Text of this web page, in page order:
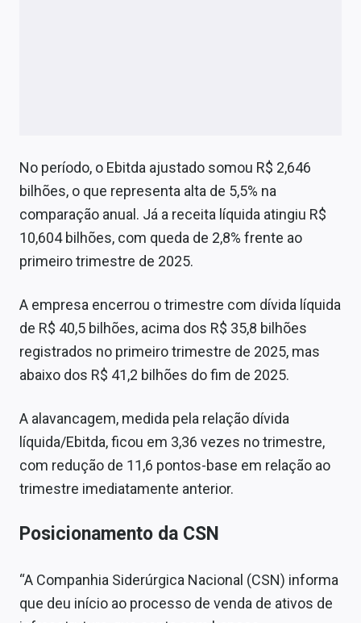
No período, o Ebitda ajustado somou R$ 2,646
bilhões, o que representa alta de 5,5% na
comparação anual. Já a receita líquida atingiu R$
10,604 bilhões, com queda de 2,8% frente ao
primeiro trimestre de 2025.
A empresa encerrou o trimestre com dívida líquida
de R$ 40,5 bilhões, acima dos R$ 35,8 bilhões
registrados no primeiro trimestre de 2025, mas
abaixo dos R$ 41,2 bilhões do fim de 2025.
A alavancagem, medida pela relação dívida
líquida/Ebitda, ficou em 3,36 vezes no trimestre,
com redução de 11,6 pontos-base em relação ao
trimestre imediatamente anterior.
Posicionamento da CSN
“A Companhia Siderúrgica Nacional (CSN) informa
que deu início ao processo de venda de ativos de